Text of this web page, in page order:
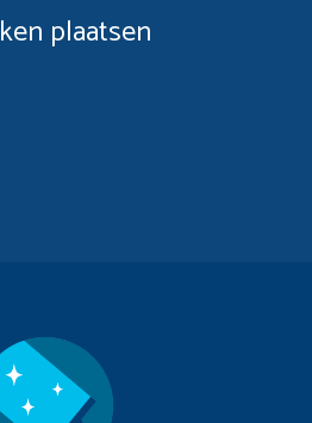
plaatsen